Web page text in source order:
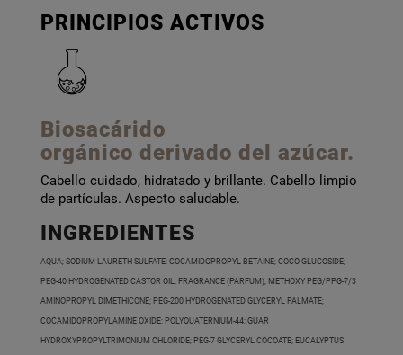
PRINCIPIOS ACTIVOS
Biosacárido
orgánico derivado del azúcar.
Cabello cuidado, hidratado y brillante. Cabello limpio
de partículas. Aspecto saludable.
INGREDIENTES
AQUA; SODIUM LAURETH SULFATE; COCAMIDOPROPYL BETAINE; COCO-GLUCOSIDE;
PEG-40 HYDROGENATED CASTOR OIL; FRAGRANCE (PARFUM); METHOXY PEG/PPG-7/3
AMINOPROPYL DIMETHICONE; PEG-200 HYDROGENATED GLYCERYL PALMATE;
COCAMIDOPROPYLAMINE OXIDE; POLYQUATERNIUM-44; GUAR
HYDROXYPROPYLTRIMONIUM CHLORIDE; PEG-7 GLYCERYL COCOATE; EUCALYPTUS